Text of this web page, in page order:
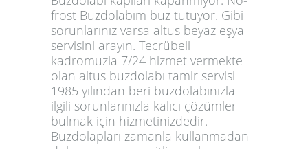
frost Buzdolabım buz tutuyor. Gibi
sorunlarınız varsa altus beyaz eşya
servisini arayın. Tecrübeli
kadromuzla 7/24 hizmet vermekte
olan altus buzdolabı tamir servisi
1985 yılından beri buzdolabınızla
ilgili sorunlarınızla kalıcı çözümler
bulmak için hizmetinizdedir.
Buzdolapları zamanla kullanmadan